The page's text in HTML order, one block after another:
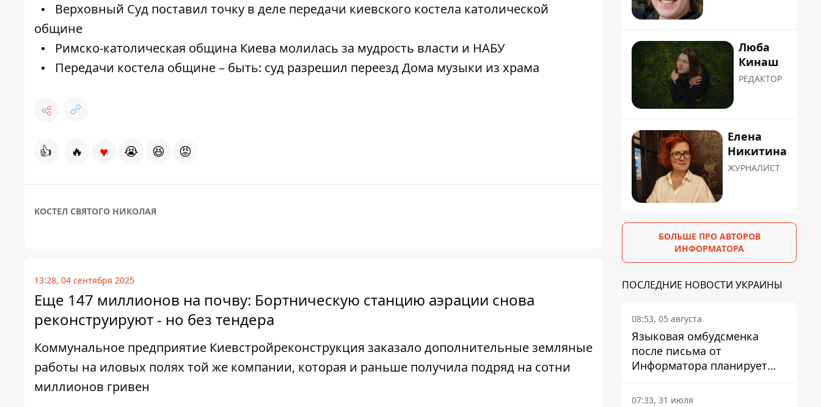
Верховный Суд поставил точку в деле передачи киевского костела католической
общине
Римско-католическая община Киева молилась за мудрость власти и НАБУ
Передачи костела общине – быть: суд разрешил переезд Дома музыки из храма
👍 🔥 ♥ 😭 😆 😡
КОСТЕЛ СВЯТОГО НИКОЛАЯ
13:28, 04 сентября 2025
Еще 147 миллионов на почву: Бортническую станцию ​​аэрации снова
реконструируют - но без тендера
Коммунальное предприятие Киевстройреконструкция заказало дополнительные земляные
работы на иловых полях той же компании, которая и раньше получила подряд на сотни
миллионов гривен
Люба
Кинаш
РЕДАКТОР
Елена
Никитина
ЖУРНАЛИСТ
БОЛЬШЕ ПРО АВТОРОВ
ИНФОРМАТОРА
ПОСЛЕДНИЕ НОВОСТИ УКРАИНЫ
08:53, 05 августа
Языковая омбудсменка
после письма от
Информатора планирует
наказать компанию-
подрядчика ПриватБанка
07:33, 31 июля